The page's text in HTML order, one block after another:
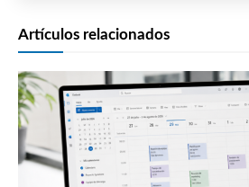
Artículos relacionados